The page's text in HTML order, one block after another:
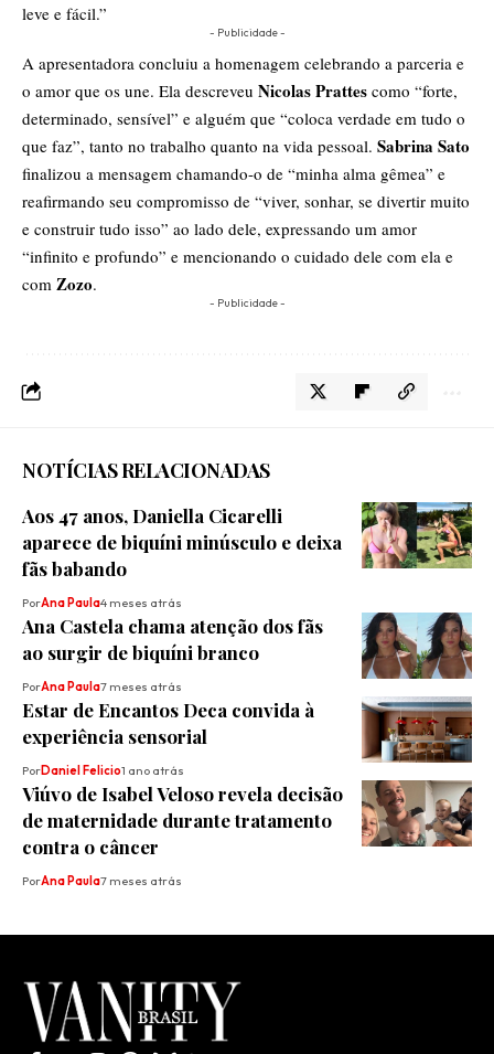
leve e fácil.”
- Publicidade -
A apresentadora concluiu a homenagem celebrando a parceria e
o amor que os une. Ela descreveu Nicolas Prattes como “forte,
determinado, sensível” e alguém que “coloca verdade em tudo o
que faz”, tanto no trabalho quanto na vida pessoal. Sabrina Sato
finalizou a mensagem chamando-o de “minha alma gêmea” e
reafirmando seu compromisso de “viver, sonhar, se divertir muito
e construir tudo isso” ao lado dele, expressando um amor
“infinito e profundo” e mencionando o cuidado dele com ela e
com Zozo.
- Publicidade -
NOTÍCIAS RELACIONADAS
Aos 47 anos, Daniella Cicarelli
aparece de biquíni minúsculo e deixa
fãs babando
PorAna Paula4 meses atrás
Ana Castela chama atenção dos fãs
ao surgir de biquíni branco
PorAna Paula7 meses atrás
Estar de Encantos Deca convida à
experiência sensorial
PorDaniel Felicio1 ano atrás
Viúvo de Isabel Veloso revela decisão
de maternidade durante tratamento
contra o câncer
PorAna Paula7 meses atrás